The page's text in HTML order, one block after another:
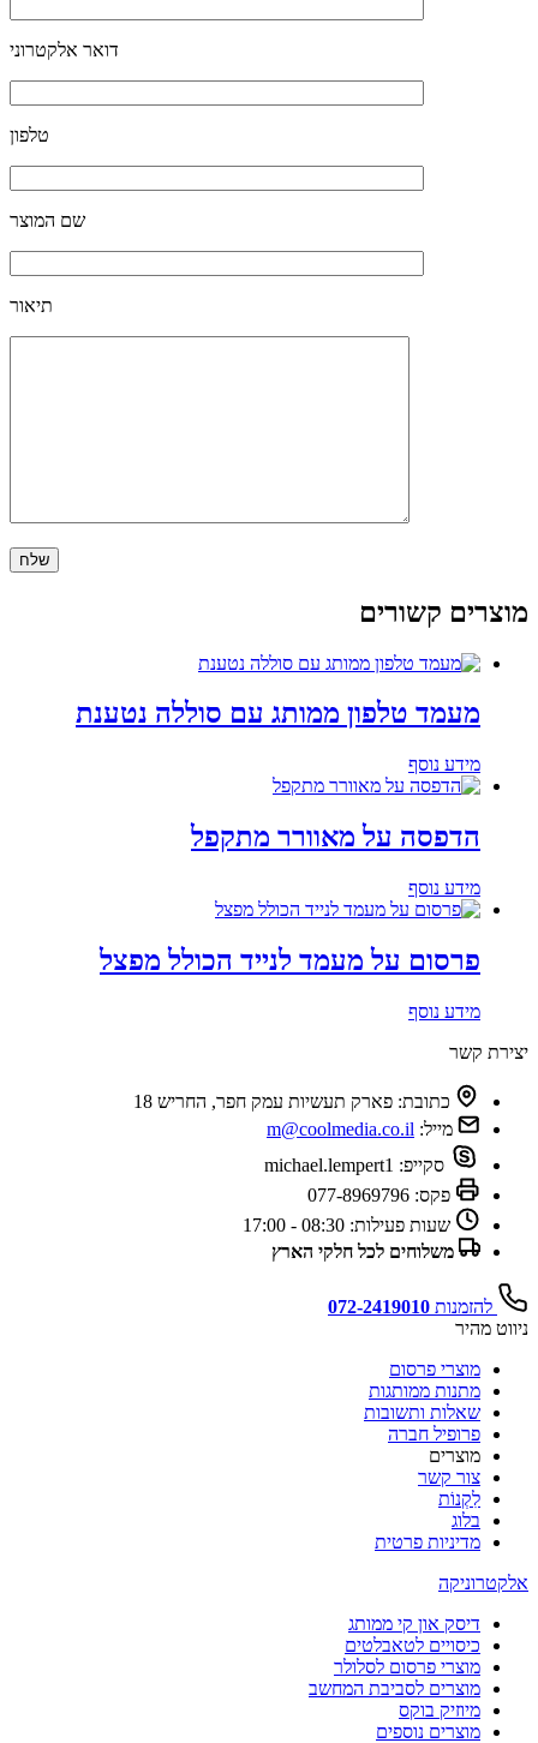
דואר אלקטרוני
טלפון
שם המוצר
תיאור
מוצרים קשורים
מעמד טלפון ממותג עם סוללה נטענת
מידע נוסף
הדפסה על מאוורר מתקפל
מידע נוסף
פרסום על מעמד לנייד הכולל מפצל
מידע נוסף
יצירת קשר
כתובת: פארק תעשיות עמק חפר, החריש 18
מייל: m@coolmedia.co.il
סקייפ: michael.lempert1
פקס: 077-8969796
שעות פעילות: 08:30 - 17:00
משלוחים לכל חלקי הארץ
להזמנות 072-2419010
ניווט מהיר
מוצרי פרסום
מתנות ממותגות
שאלות ותשובות
פרופיל חברה
מוצרים
צור קשר
לִקְנוֹת
בלוג
מדיניות פרטית
אלקטרוניקה
דיסק און קי ממותג
כיסויים לטאבלטים
מוצרי פרסום לסלולר
מוצרים לסביבת המחשב
מיוזיק בוקס
מוצרים נוספים